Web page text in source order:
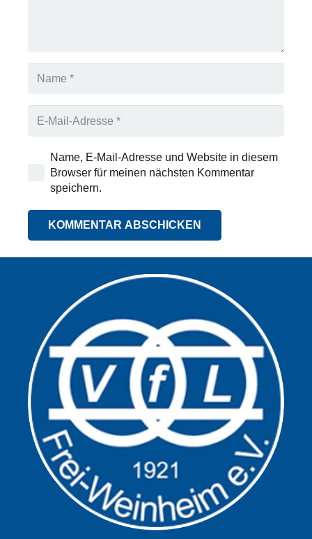
Name, E-Mail-Adresse und Website in diesem
Browser für meinen nächsten Kommentar
speichern.
KOMMENTAR ABSCHICKEN